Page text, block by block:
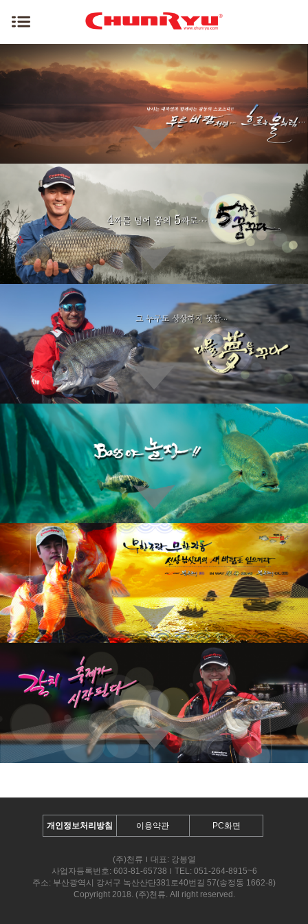
개인정보처리방침 이용약관 PC화면
(주)천류
대표: 강봉열
사업자등록번호: 603-81-65738
TEL: 051-264-8915~6
주소: 부산광역시 강서구 녹산산단381로40번길 57(송정동 1662-8)
Copyright 2018. (주)천류. All right reserved.